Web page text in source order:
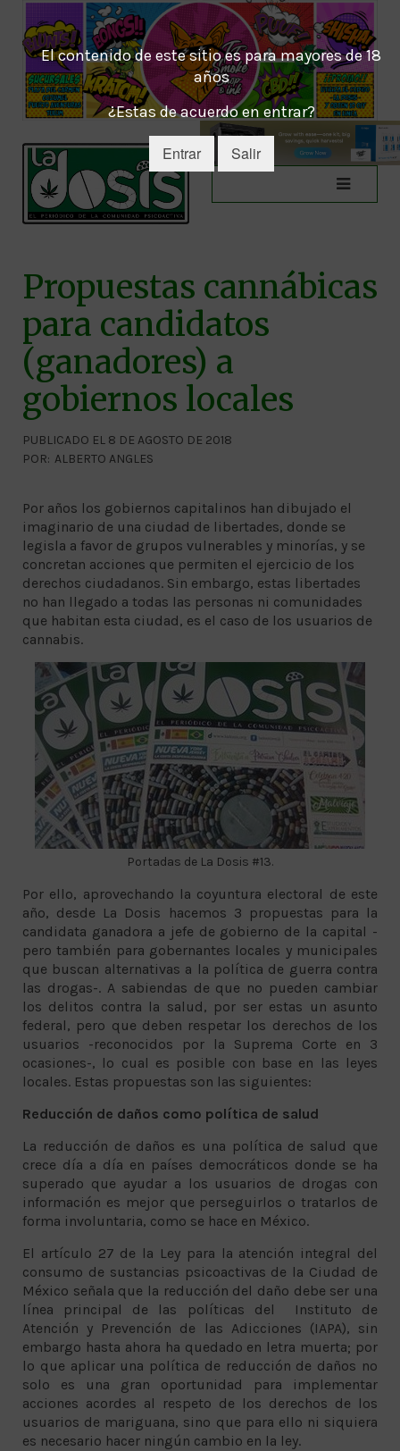
El contenido de este sitio es para mayores de 18
años
¿Estas de acuerdo en entrar?
Entrar Salir
Propuestas cannábicas
para candidatos
(ganadores) a
gobiernos locales
PUBLICADO EL 8 DE AGOSTO DE 2018
POR: ALBERTO ANGLES
Por años los gobiernos capitalinos han dibujado el
imaginario de una ciudad de libertades, donde se
legisla a favor de grupos vulnerables y minorías, y se
concretan acciones que permiten el ejercicio de los
derechos ciudadanos. Sin embargo, estas libertades
no han llegado a todas las personas ni comunidades
que habitan esta ciudad, es el caso de los usuarios de
cannabis.
Portadas de La Dosis #13.
Por ello, aprovechando la coyuntura electoral de este
año, desde La Dosis hacemos 3 propuestas para la
candidata ganadora a jefe de gobierno de la capital -
pero también para gobernantes locales y municipales
que buscan alternativas a la política de guerra contra
las drogas-. A sabiendas de que no pueden cambiar
los delitos contra la salud, por ser estas un asunto
federal, pero que deben respetar los derechos de los
usuarios -reconocidos por la Suprema Corte en 3
ocasiones-, lo cual es posible con base en las leyes
locales. Estas propuestas son las siguientes:
Reducción de daños como política de salud
La reducción de daños es una política de salud que
crece día a día en países democráticos donde se ha
superado que ayudar a los usuarios de drogas con
información es mejor que perseguirlos o tratarlos de
forma involuntaria, como se hace en México.
El artículo 27 de la Ley para la atención integral del
consumo de sustancias psicoactivas de la Ciudad de
México señala que la reducción del daño debe ser una
línea principal de las políticas del Instituto de
Atención y Prevención de las Adicciones (IAPA), sin
embargo hasta ahora ha quedado en letra muerta; por
lo que aplicar una política de reducción de daños no
solo es una gran oportunidad para implementar
acciones acordes al respeto de los derechos de los
usuarios de mariguana, sino que para ello ni siquiera
es necesario hacer ningún cambio en la ley.